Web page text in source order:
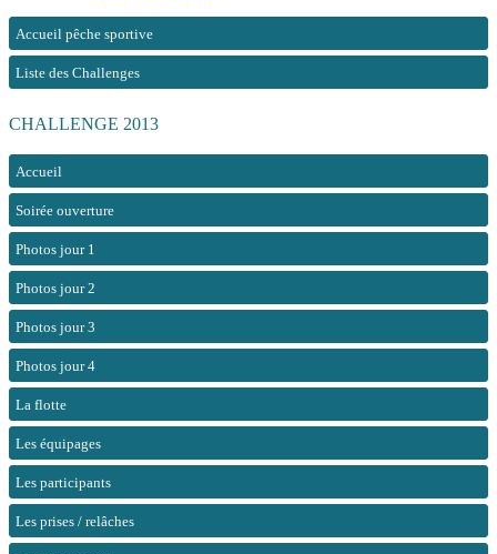
Accueil pêche sportive
Liste des Challenges
CHALLENGE 2013
Accueil
Soirée ouverture
Photos jour 1
Photos jour 2
Photos jour 3
Photos jour 4
La flotte
Les équipages
Les participants
Les prises / relâches